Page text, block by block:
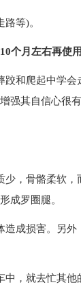
等)。
个月左右再使用
和爬起中学
强其自信心很
，骨骼柔软，
成罗圈腿。
成损害。另外
，就去忙其